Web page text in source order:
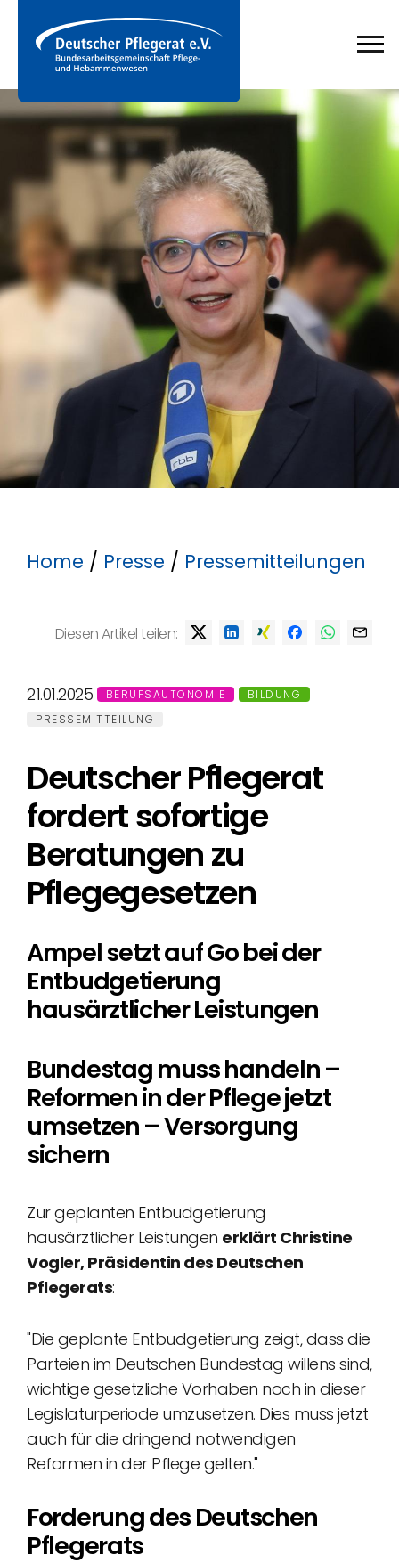
Home / Presse / Pressemitteilungen
Diesen Artikel teilen:
21.01.2025 BERUFSAUTONOMIE
BILDUNG
PRESSEMITTEILUNG
Deutscher Pflegerat
fordert sofortige
Beratungen zu
Pflegegesetzen
Ampel setzt auf Go bei der
Entbudgetierung
hausärztlicher Leistungen
Bundestag muss handeln –
Reformen in der Pflege jetzt
umsetzen – Versorgung
sichern
Zur geplanten Entbudgetierung
hausärztlicher Leistungen erklärt Christine
Vogler, Präsidentin des Deutschen
Pflegerats:
"Die geplante Entbudgetierung zeigt, dass die
Parteien im Deutschen Bundestag willens sind,
wichtige gesetzliche Vorhaben noch in dieser
Legislaturperiode umzusetzen. Dies muss jetzt
auch für die dringend notwendigen
Reformen in der Pflege gelten."
Forderung des Deutschen
Pflegerats